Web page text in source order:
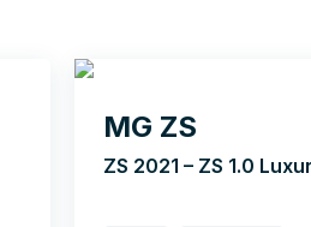
MG ZS
ZS 2021 – ZS 1.0